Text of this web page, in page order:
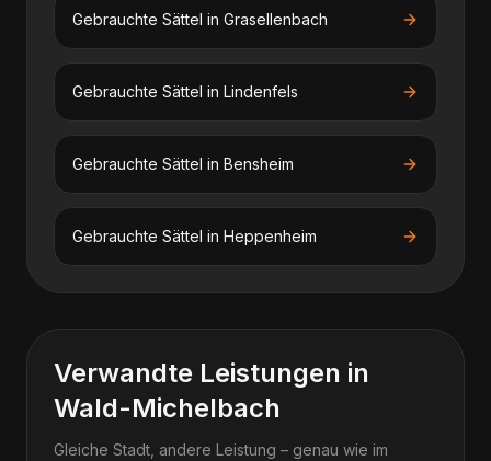
Gebrauchte Sättel in Grasellenbach
Gebrauchte Sättel in Lindenfels
Gebrauchte Sättel in Bensheim
Gebrauchte Sättel in Heppenheim
Verwandte Leistungen in
Wald-Michelbach
Gleiche Stadt, andere Leistung – genau wie im